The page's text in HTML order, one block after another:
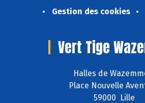
Gestion des cookies
Vert Tige
Halles de
Place Nouvelle
59000 Lille